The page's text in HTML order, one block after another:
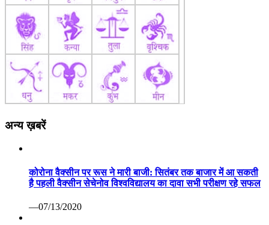
अन्य ख़बरें
कोरोना वैक्सीन पर रूस ने मारी बाजी: सितंबर तक बाजार में आ सकती
है पहली वैक्सीन सेचेनोव विश्वविद्यालय का दावा सभी परीक्षण रहे सफल
—07/13/2020